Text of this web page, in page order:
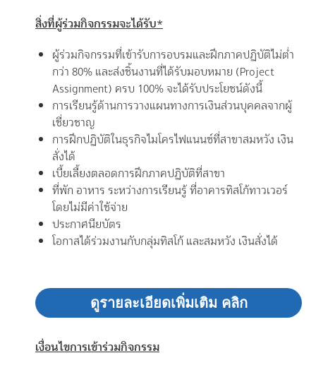
สิ่งที่ผู้ร่วมกิจกรรมจะได้รับ*
ผู้ร่วมกิจกรรมที่เข้ารับการอบรมและฝึกภาคปฏิบัติไม่ต่ำ
กว่า 80% และส่งชิ้นงานที่ได้รับมอบหมาย (Project
Assignment) ครบ 100% จะได้รับประโยชน์ดังนี้
การเรียนรู้ด้านการวางแผนทางการเงินส่วนบุคคลจากผู้
เชี่ยวชาญ
การฝึกปฏิบัติในธุรกิจไมโครไฟแนนซ์ที่สาขาสมหวัง เงิน
สั่งได้
เบี้ยเลี้ยงตลอดการฝึกภาคปฏิบัติที่สาขา
ที่พัก อาหาร ระหว่างการเรียนรู้ ที่อาคารทิสโก้ทาวเวอร์
โดยไม่มีค่าใช้จ่าย
ประกาศนียบัตร
โอกาสได้ร่วมงานกับกลุ่มทิสโก้ และสมหวัง เงินสั่งได้
ดูรายละเอียดเพิ่มเติม คลิก
เงื่อนไขการเข้าร่วมกิจกรรม